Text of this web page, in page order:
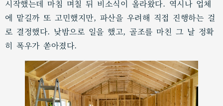
시작했는데 마침 며칠 뒤 비소식이 올라왔다. 역시나 업체
에 맡길까 또 고민했지만, 파산을 우려해 직접 진행하는 걸
로 결정했다. 낮밤으로 일을 했고, 골조를 마친 그 날 정확
히 폭우가 쏟아졌다.